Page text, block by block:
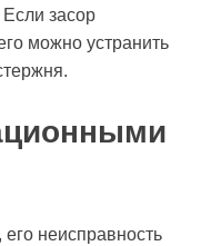
Если засор
можно устранить
неисправность